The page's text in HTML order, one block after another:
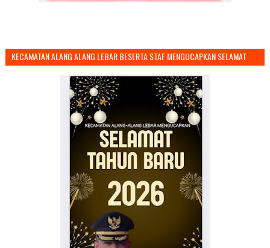
KECAMATAN ALANG ALANG LEBAR BESERTA STAF MENGUCAPKAN SELAMAT